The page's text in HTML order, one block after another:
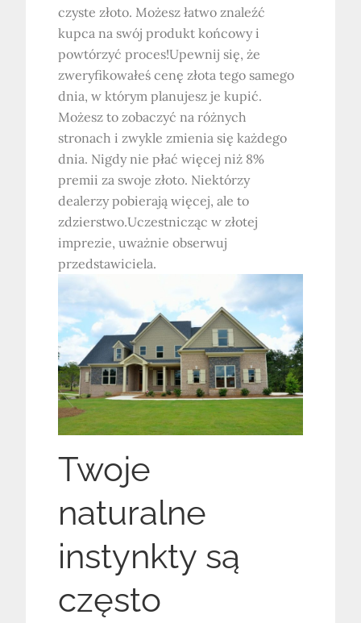
czyste złoto. Możesz łatwo znaleźć
kupca na swój produkt końcowy i
powtórzyć proces!Upewnij się, że
zweryfikowałeś cenę złota tego samego
dnia, w którym planujesz je kupić.
Możesz to zobaczyć na różnych
stronach i zwykle zmienia się każdego
dnia. Nigdy nie płać więcej niż 8%
premii za swoje złoto. Niektórzy
dealerzy pobierają więcej, ale to
zdzierstwo.Uczestnicząc w złotej
imprezie, uważnie obserwuj
przedstawiciela.
Twoje
naturalne
instynkty są
często